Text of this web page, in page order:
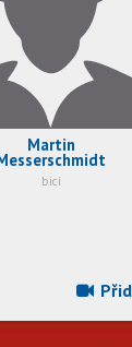
Martin
bicí